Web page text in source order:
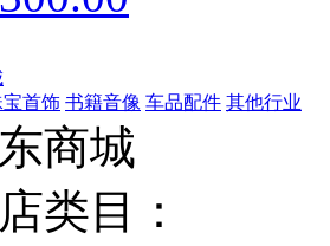
宝首饰 书籍音像 车品配件 其他行业
商城
类目：